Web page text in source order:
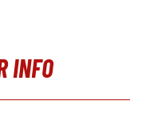
INFO